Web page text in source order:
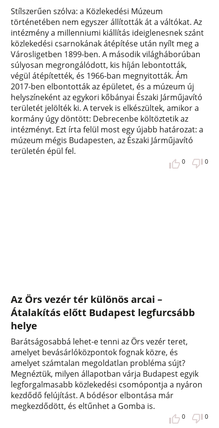
Stílszerűen szólva: a Közlekedési Múzeum
történetében nem egyszer állították át a váltókat. Az
intézmény a millenniumi kiállítás ideiglenesnek szánt
közlekedési csarnokának átépítése után nyílt meg a
Városligetben 1899-ben. A második világháborúban
súlyosan megrongálódott, kis híján lebontották,
végül átépítették, és 1966-ban megnyitották. Ám
2017-ben elbontották az épületet, és a múzeum új
helyszíneként az egykori kőbányai Északi Járműjavító
területét jelölték ki. A tervek is elkészültek, amikor a
kormány úgy döntött: Debrecenbe költöztetik az
intézményt. Ezt írta felül most egy újabb határozat: a
múzeum mégis Budapesten, az Északi Járműjavító
területén épül fel.
0 0
Az Örs vezér tér különös arcai –
Átalakítás előtt Budapest legfurcsább
helye
Barátságosabbá lehet-e tenni az Örs vezér teret,
amelyet bevásárlóközpontok fognak közre, és
amelyet számtalan megoldatlan probléma sújt?
Megnéztük, milyen állapotban várja Budapest egyik
legforgalmasabb közlekedési csomópontja a nyáron
kezdődő felújítást. A bódésor elbontása már
megkezdődött, és eltűnhet a Gomba is.
0 0